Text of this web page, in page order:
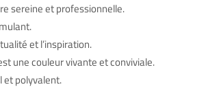
sereine et professionnelle.
et l’inspiration.
une couleur vivante et conviviale.
et polyvalent.